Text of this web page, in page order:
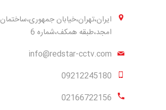
ایران،تهران،خیابان جمهوری،ساختمان
امجد،طبقه همکف،شماره 6
info@redstar-cctv.com
09212245180
02166722156